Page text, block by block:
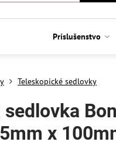
Príslušenstvo
Teleskopické sedlovky
x